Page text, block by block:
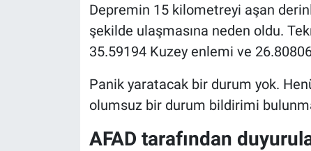
Depremin 15 kilometreyi aşan
şekilde ulaşmasına neden oldu.
35.59194 Kuzey enlemi ve
Panik yaratacak bir durum yok.
olumsuz bir durum bildirimi
AFAD tarafından